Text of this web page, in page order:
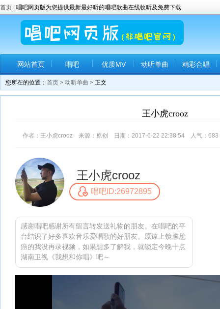
首页 | 唱吧网页版为您提供最新最好听的唱吧歌曲在线收听及免费下载
网站首页 唱吧 优质MV 动听单曲 精彩合唱
您所在的位置： 首页 > 动听单曲 > 正文
王小虎crooz
作者：王小虎crooz 来源：原创 日期：2017-6-22 22:38:54 人气： 683
王小虎crooz
唱吧ID:26972895
感谢唱吧感谢所有留言转发送礼物的朋友。在唱吧的平
台结识了好多喜欢音乐爱唱歌的好朋友。原谅上镜尴尬
癌的我没再录视频，如果想多了解我，就锁定今晚十点
湖南卫视《我想和你唱》吧～